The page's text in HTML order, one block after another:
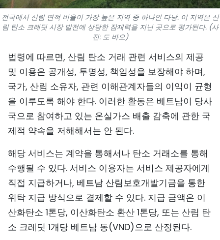
세계
사진
비디오
인포그래픽
메가스토리
회사 소개
TIẾNG VIỆT
ENGLISH
中文
FRANÇAIS
전국에서 산림 면적 비율이 가장 높은 지역 중 하나인 다낭. 이 지역은 산
림 탄소 크레딧 시장 발전에 상당한 잠재력을 지닌 곳으로 평가된다. (사
진: 도 바오)
법령에 따르면, 산림 탄소 거래 관련 서비스의 제공
및 이용은 공개성, 투명성, 책임성을 보장해야 하며,
국가, 산림 소유자, 관련 이해관계자들의 이익이 균형
을 이루도록 해야 한다. 이러한 활동은 베트남이 당사
국으로 참여하고 있는 온실가스 배출 감축에 관한 국
제적 약속을 저해해서는 안 된다.
해당 서비스는 계약을 통해서나 탄소 거래소를 통해
수행될 수 있다. 서비스 이용자는 서비스 제공자에게
직접 지급하거나, 베트남 산림보호개발기금을 통한
위탁 지급 방식으로 결제할 수 있다. 지급 금액은 이
산화탄소 1톤당, 이산화탄소 환산 1톤당, 또는 산림 탄
소 크레딧 1개당 베트남 동(VND)으로 산정된다.